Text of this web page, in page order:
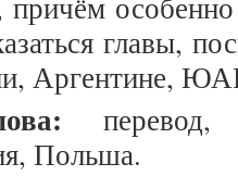
причём
главы,
Аргентине,
перевод,
Польша.